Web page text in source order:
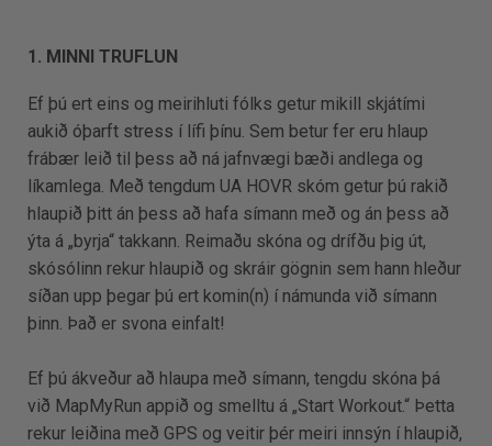
1. MINNI TRUFLUN
Ef þú ert eins og meirihluti fólks getur mikill skjátími
aukið óþarft stress í lífi þínu. Sem betur fer eru hlaup
frábær leið til þess að ná jafnvægi bæði andlega og
líkamlega. Með tengdum UA HOVR skóm getur þú rakið
hlaupið þitt án þess að hafa símann með og án þess að
ýta á „byrja“ takkann. Reimaðu skóna og drífðu þig út,
skósólinn rekur hlaupið og skráir gögnin sem hann hleður
síðan upp þegar þú ert komin(n) í námunda við símann
þinn. Það er svona einfalt!
Ef þú ákveður að hlaupa með símann, tengdu skóna þá
við MapMyRun appið og smelltu á „Start Workout.“ Þetta
rekur leiðina með GPS og veitir þér meiri innsýn í hlaupið,